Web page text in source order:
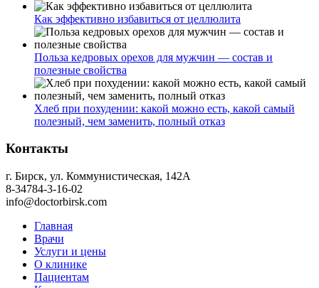
Как эффективно избавиться от целлюлита
Польза кедровых орехов для мужчин — состав и
полезные свойства
Хлеб при похудении: какой можно есть, какой самый
полезный, чем заменить, полный отказ
Контакты
г. Бирск, ул. Коммунистическая, 142А
8-34784-3-16-02
info@doctorbirsk.com
Главная
Врачи
Услуги и цены
О клинике
Пациентам